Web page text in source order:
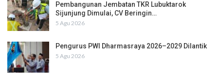
Pembangunan Jembatan TKR Lubuktarok
Sijunjung Dimulai, CV Beringin…
5 Agu 2026
Pengurus PWI Dharmasraya 2026–2029 Dilantik
5 Agu 2026